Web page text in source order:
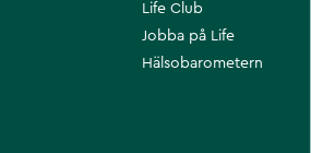
Life Club
Jobba på Life
Hälsobarometern